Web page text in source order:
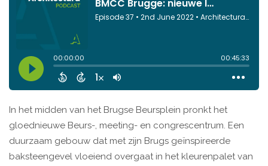
In het midden van het Brugse Beursplein pronkt het
gloednieuwe Beurs-, meeting- en congrescentrum. Een
duurzaam gebouw dat met zijn Brugs geïnspireerde
baksteengevel vloeiend overgaat in het kleurenpalet van